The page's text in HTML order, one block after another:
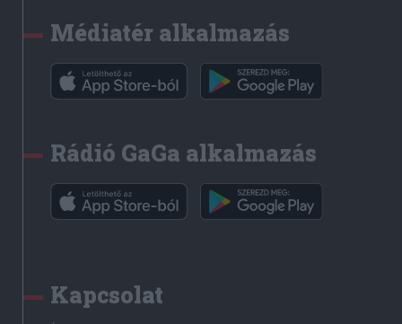
Médiatér alkalmazás
Rádió GaGa alkalmazás
Kapcsolat